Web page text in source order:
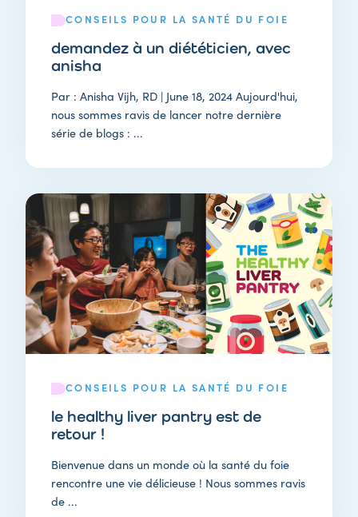
CONSEILS POUR LA SANTÉ DU FOIE
demandez à un diététicien, avec
anisha
Par : Anisha Vijh, RD | June 18, 2024 Aujourd'hui,
nous sommes ravis de lancer notre dernière
série de blogs : ...
CONSEILS POUR LA SANTÉ DU FOIE
le healthy liver pantry est de
retour !
Bienvenue dans un monde où la santé du foie
rencontre une vie délicieuse ! Nous sommes ravis
de ...